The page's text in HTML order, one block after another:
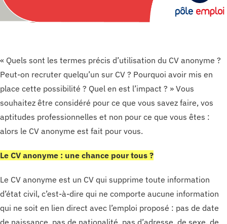
« Quels sont les termes précis d’utilisation du CV anonyme ?
Peut-on recruter quelqu’un sur CV ? Pourquoi avoir mis en
place cette possibilité ? Quel en est l’impact ? » Vous
souhaitez être considéré pour ce que vous savez faire, vos
aptitudes professionnelles et non pour ce que vous êtes :
alors le CV anonyme est fait pour vous.
Le CV anonyme : une chance pour tous ?
Le CV anonyme est un CV qui supprime toute information
d’état civil, c’est-à-dire qui ne comporte aucune information
qui ne soit en lien direct avec l’emploi proposé : pas de date